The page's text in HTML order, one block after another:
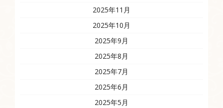
2025年11月
2025年10月
2025年9月
2025年8月
2025年7月
2025年6月
2025年5月